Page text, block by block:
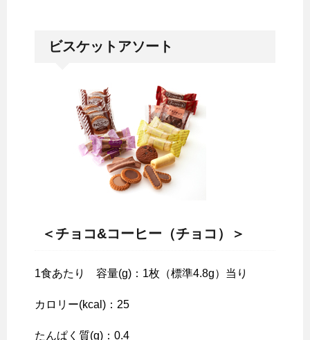
ビスケットアソート
＜チョコ&コーヒー（チョコ）＞
1食あたり 容量(g)：1枚（標準4.8g）当り
カロリー(kcal)：25
たんぱく質(g)：0.4